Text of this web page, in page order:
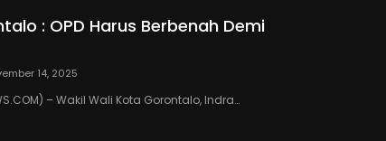
: OPD Harus Berbenah Demi
14, 2025
– Wakil Wali Kota Gorontalo, Indra…